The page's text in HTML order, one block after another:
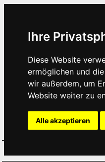
Ihre
Diese Website
ermöglichen und
wir außerdem, um
Website weiter zu
Alle akzeptieren